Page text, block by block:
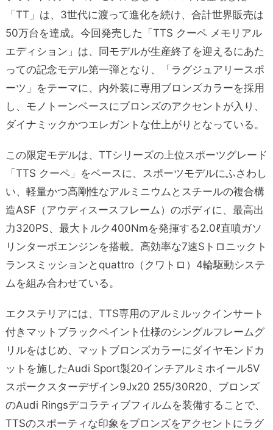
「TT」は、3世代に渡って進化を続け、合計世界販売は
50万台を達成。今回発売した「TTS クーペ メモリアル
エディション」は、同モデルが生産終了を迎えるにあた
っての記念モデル第一弾となり、
「ラグジュアリースポ
ーツ」をテーマに、内外装に専用ブロンズカラーを採用
し、モノトーンベースにブロンズのアクセントが入り、
ダイナミックかつエレガントな仕上がりとなっている。
この限定モデルは、TTシリーズの上位スポーツグレード
「TTS クーペ」をベースに、スポーツモデルにふさわし
い、軽量かつ高剛性なアルミニウムとスチールの複合構
造ASF（アウディスースフレーム）のボディに、最高出
力320PS、最大トルク400Nmを発揮する2.0ℓ直噴ガソ
リンターボエンジンを搭載。高効率な7速Sトロニックト
ランスミッションとquattro（クワトロ）4輪駆動システ
ムを組み合わせている。
エクステリアには、TTS専用のアルミルックインサート
付きマットブラックペイント仕様のシングルフレームグ
リルをはじめ、マットブロンズカラーにダイヤモンドカ
ットを施したAudi Sport製20インチアルミホイール5V
スポークスターデザイン9Jx20 255/30R20、ブロンズ
のAudi Ringsデコラティブフィルムを装備することで、
TTSのスポーティな印象をブロンズをアクセントにラグ